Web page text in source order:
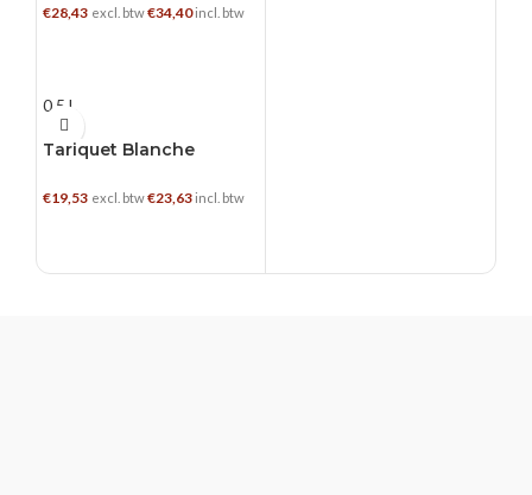
€28,43 excl. btw€34,40incl. btw
0.5 L
Tariquet Blanche
€19,53 excl. btw€23,63 incl. btw